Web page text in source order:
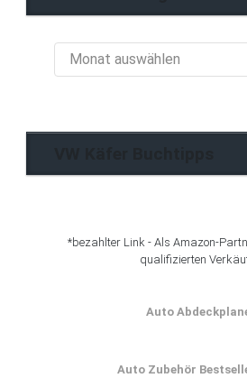
Käfer
*bezahlter Link - Als Amazon-
qualifizierten
Auto
Auto Zubehör